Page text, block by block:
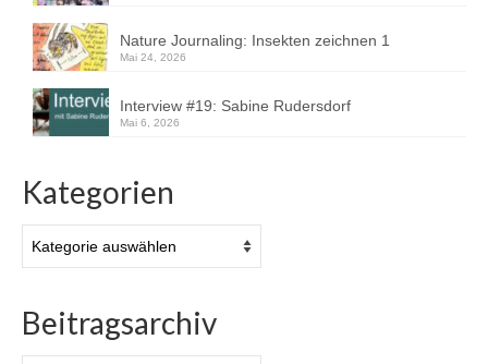
Nature Journaling: Insekten zeichnen 1
Mai 24, 2026
Interview #19: Sabine Rudersdorf
Mai 6, 2026
Kategorien
Beitragsarchiv